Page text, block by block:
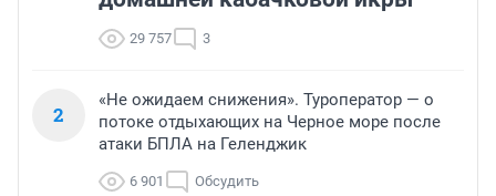
29 757 3
2
«Не ожидаем снижения». Туроператор — о
потоке отдыхающих на Черное море после
атаки БПЛА на Геленджик
6 901 Обсудить